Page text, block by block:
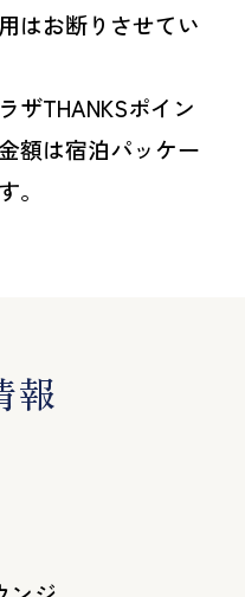
はお断りさせてい
ザTHANKSポイン
額は宿泊パッケー
。
報